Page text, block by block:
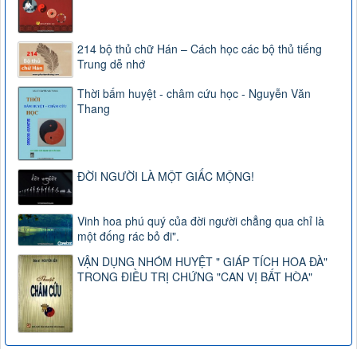
214 bộ thủ chữ Hán – Cách học các bộ thủ tiếng
Trung dễ nhớ
Thời bấm huyệt - châm cứu học - Nguyễn Văn
Thang
ĐỜI NGƯỜI LÀ MỘT GIẤC MỘNG!
Vinh hoa phú quý của đời người chẳng qua chỉ là
một đống rác bỏ đi".
VẬN DỤNG NHÓM HUYỆT " GIÁP TÍCH HOA ĐÀ"
TRONG ĐIỀU TRỊ CHỨNG "CAN VỊ BẤT HÒA"